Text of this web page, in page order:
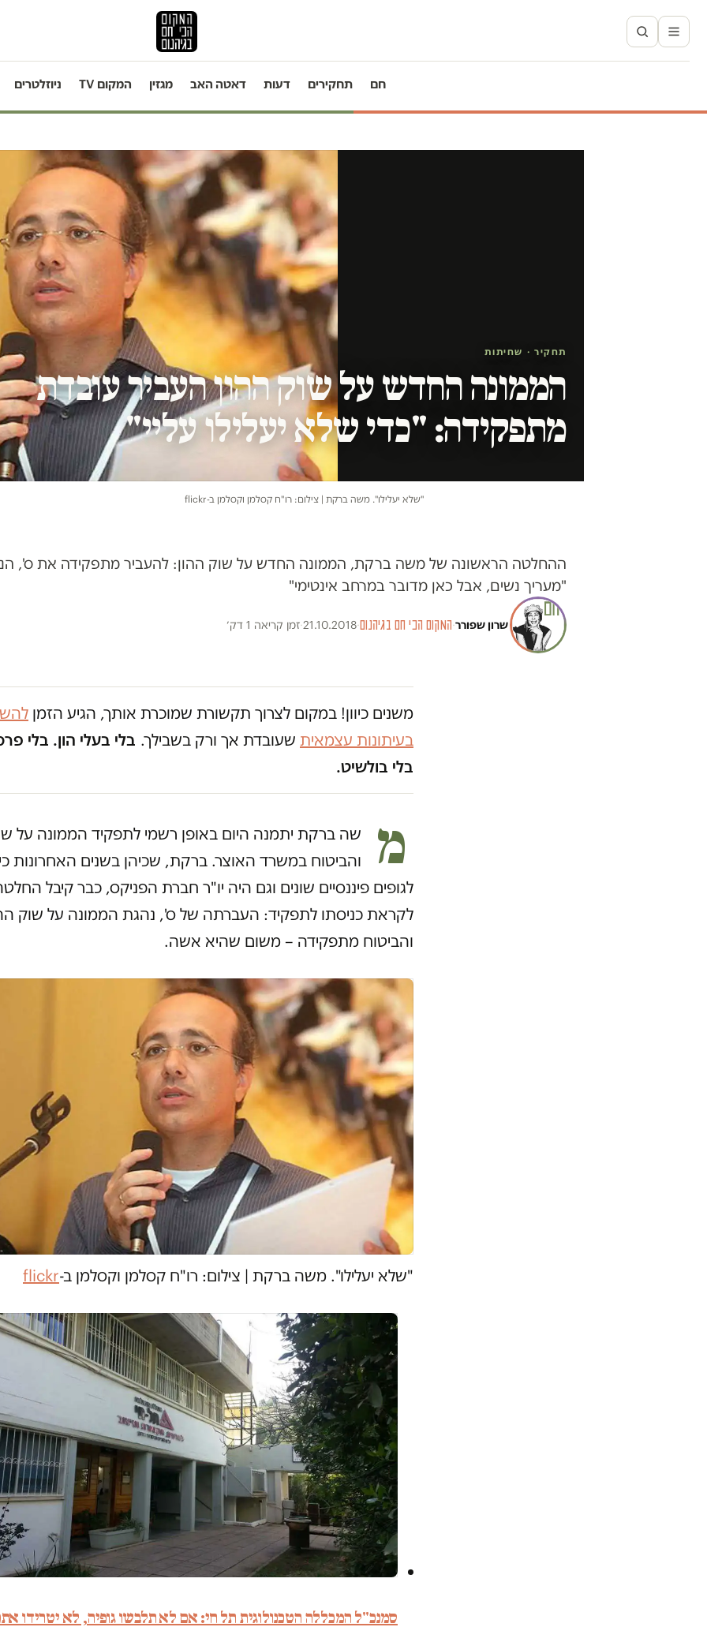
חם תחקירים דעות דאטה האב מגזין המקום TV ניוזלטרים
תחקיר · שחיתות
הממונה החדש על שוק ההון העביר עובדת
מתפקידה: "כדי שלא יעלילו עליי"
"שלא יעלילו". משה ברקת | צילום: רו"ח קסלמן וקסלמן ב-flickr
ההחלטה הראשונה של משה ברקת, הממונה החדש על שוק ההון: להעביר מתפקידה את ס',
"מעריך נשים, אבל כאן מדובר במרחב אינטימי"
שרון שפורר·המקום הכי חם בגיהנום·
21.10.2018
·זמן קריאה 1 דק׳
משנים כיוון! במקום לצרוך תקשורת שמוכרת אותך, הגיע הזמן
בעיתונות עצמאית שעובדת אך ורק בשבילך. בלי בעלי הון. בלי
בלי בולשיט.
מ
שה ברקת יתמנה היום באופן רשמי לתפקיד הממונה על
והביטוח במשרד האוצר. ברקת, שכיהן בשנים האחרונות
לגופים פיננסיים שונים וגם היה יו"ר חברת הפניקס, כבר קיבל
לקראת כניסתו לתפקיד: העברתה של ס', נהגת הממונה על שוק
והביטוח מתפקידה – משום שהיא אשה.
"שלא יעלילו". משה ברקת | צילום: רו"ח קסלמן וקסלמן ב-flickr
סמנכ"ל המכללה הטכנולוגית תל חי: אם לא תלבשו גופיה, לא יטרידו